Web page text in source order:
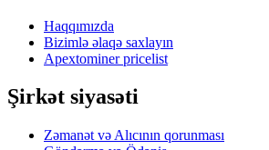
Haqqımızda
Bizimlə əlaqə saxlayın
Apextominer pricelist
Şirkət siyasəti
Zəmanət və Alıcının qorunması